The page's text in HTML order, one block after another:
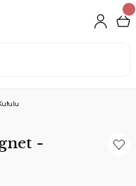
-